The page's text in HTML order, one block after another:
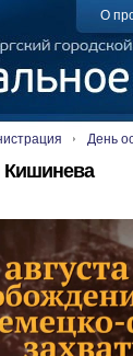
О
День
Кишинева